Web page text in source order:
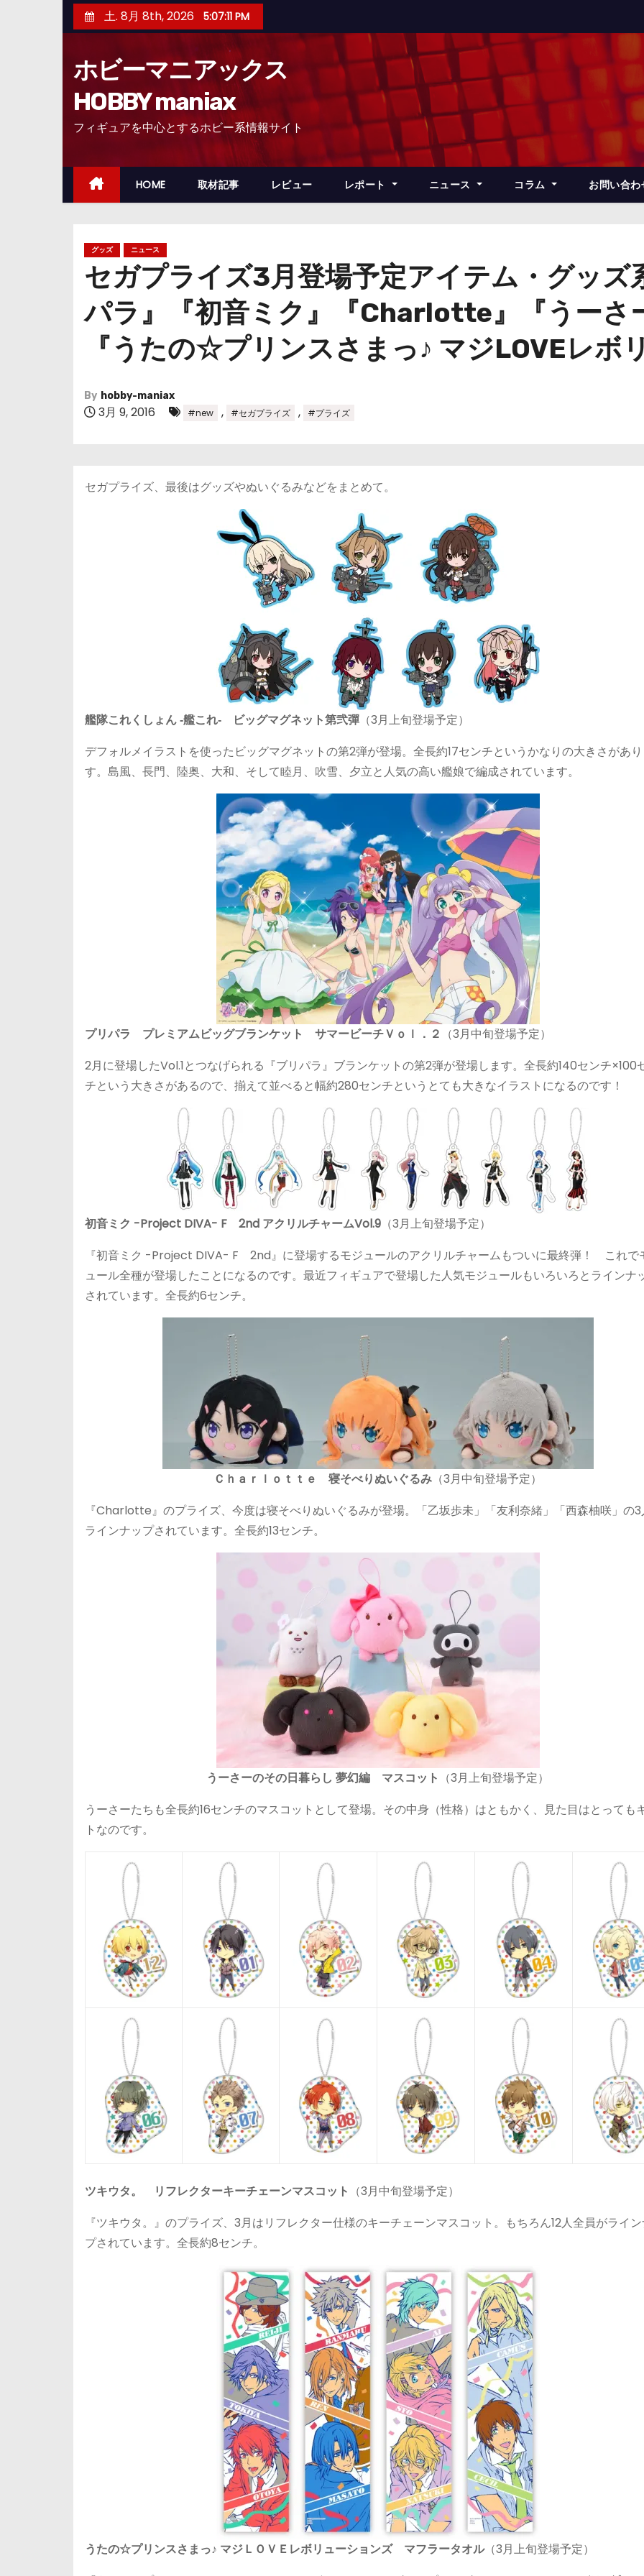
ン
ッ
土. 8月 8th, 2026 5:07:12 PM
ホビーマニアックス
HOBBY maniax
フィギュアを中心とするホビー系情報サイト
HOME 取材記事 レビュー レポート ニュース コラム お問い合わ
グッズ ニュース
セガプライズ3月登場予定アイテム・グッズ
パラ』『初音ミク』『Charlotte』『うーさ
『うたの☆プリンスさまっ♪ マジLOVEレボ
By hobby-maniax
3月 9, 2016 #new , #セガプライズ , #プライズ
セガプライズ、最後はグッズやぬいぐるみなどをまとめて。
艦隊これくしょん ‐艦これ‐ ビッグマグネット第弐彈 （3月上旬登場予定）
デフォルメイラストを使ったビッグマグネットの第2弾が登場。全長約17センチというかなりの大きさがあ
す。島風、長門、陸奥、大和、そして睦月、吹雪、夕立と人気の高い艦娘で編成されています。
プリパラ プレミアムビッグブランケット サマービーチＶｏｌ．２ （3月中旬登場予定）
2月に登場したVol.1とつなげられる『ブリパラ』ブランケットの第2弾が登場します。全長約140センチ×100
チという大きさがあるので、揃えて並べると幅約280センチというとても大きなイラストになるのです！
初音ミク -Project DIVA- F 2nd アクリルチャームVol.9 （3月上旬登場予定）
『初音ミク -Project DIVA- F 2nd』に登場するモジュールのアクリルチャームもついに最終弾！ これで
ュール全種が登場したことになるのです。最近フィギュアで登場した人気モジュールもいろいろとラインナ
されています。全長約6センチ。
Ｃｈａｒｌｏｔｔｅ 寝そべりぬいぐるみ （3月中旬登場予定）
『Charlotte』のプライズ、今度は寝そべりぬいぐるみが登場。「乙坂歩未」「友利奈緒」「西森柚咲」の
ラインナップされています。全長約13センチ。
うーさーのその日暮らし 夢幻編 マスコット （3月上旬登場予定）
うーさーたちも全長約16センチのマスコットとして登場。その中身（性格）はともかく、見た目はとっても
トなのです。
ツキウタ。 リフレクターキーチェーンマスコット （3月中旬登場予定）
『ツキウタ。』のプライズ、3月はリフレクター仕様のキーチェーンマスコット。もちろん12人全員がライ
プされています。全長約8センチ。
うたの☆プリンスさまっ♪ マジＬＯＶＥレボリューションズ マフラータオル（3月上旬登場予定）